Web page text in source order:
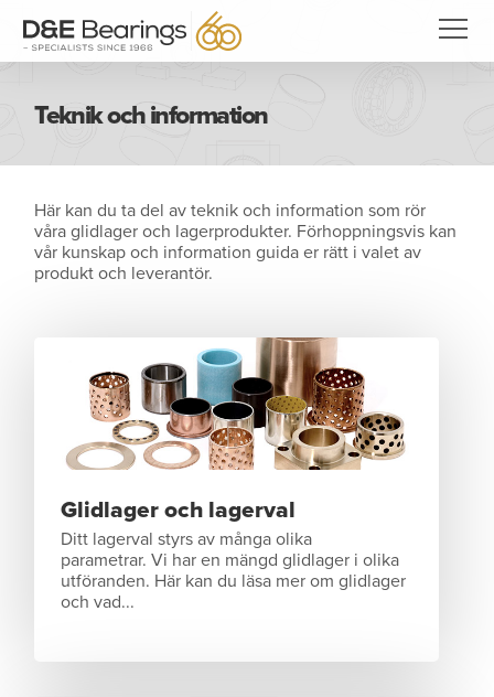
Teknik och information
Här kan du ta del av teknik och information som rör
våra glidlager och lagerprodukter. Förhoppningsvis kan
vår kunskap och information guida er rätt i valet av
produkt och leverantör.
Glidlager och lagerval
Ditt lagerval styrs av många olika
parametrar. Vi har en mängd glidlager i olika
utföranden. Här kan du läsa mer om glidlager
och vad...